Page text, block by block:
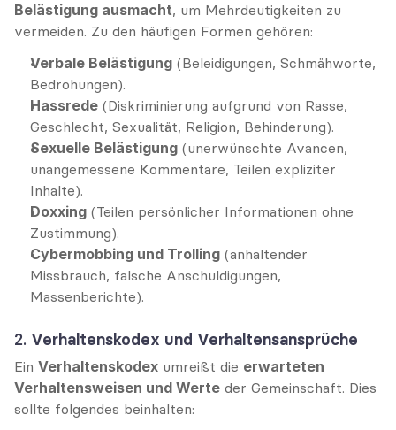
Belästigung ausmacht, um Mehrdeutigkeiten zu
vermeiden. Zu den häufigen Formen gehören:
Verbale Belästigung (Beleidigungen, Schmähworte,
Bedrohungen).
Hassrede (Diskriminierung aufgrund von Rasse,
Geschlecht, Sexualität, Religion, Behinderung).
Sexuelle Belästigung (unerwünschte Avancen,
unangemessene Kommentare, Teilen expliziter
Inhalte).
Doxxing (Teilen persönlicher Informationen ohne
Zustimmung).
Cybermobbing und Trolling (anhaltender
Missbrauch, falsche Anschuldigungen,
Massenberichte).
2. Verhaltenskodex und Verhaltensansprüche
Ein Verhaltenskodex umreißt die erwarteten
Verhaltensweisen und Werte der Gemeinschaft. Dies
sollte folgendes beinhalten: